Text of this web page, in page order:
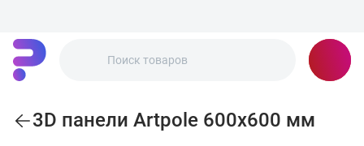
3D панели Artpole 600x600 мм